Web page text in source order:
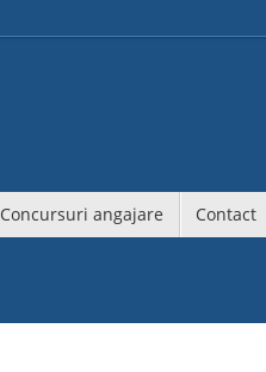
Concursuri angajare Contact